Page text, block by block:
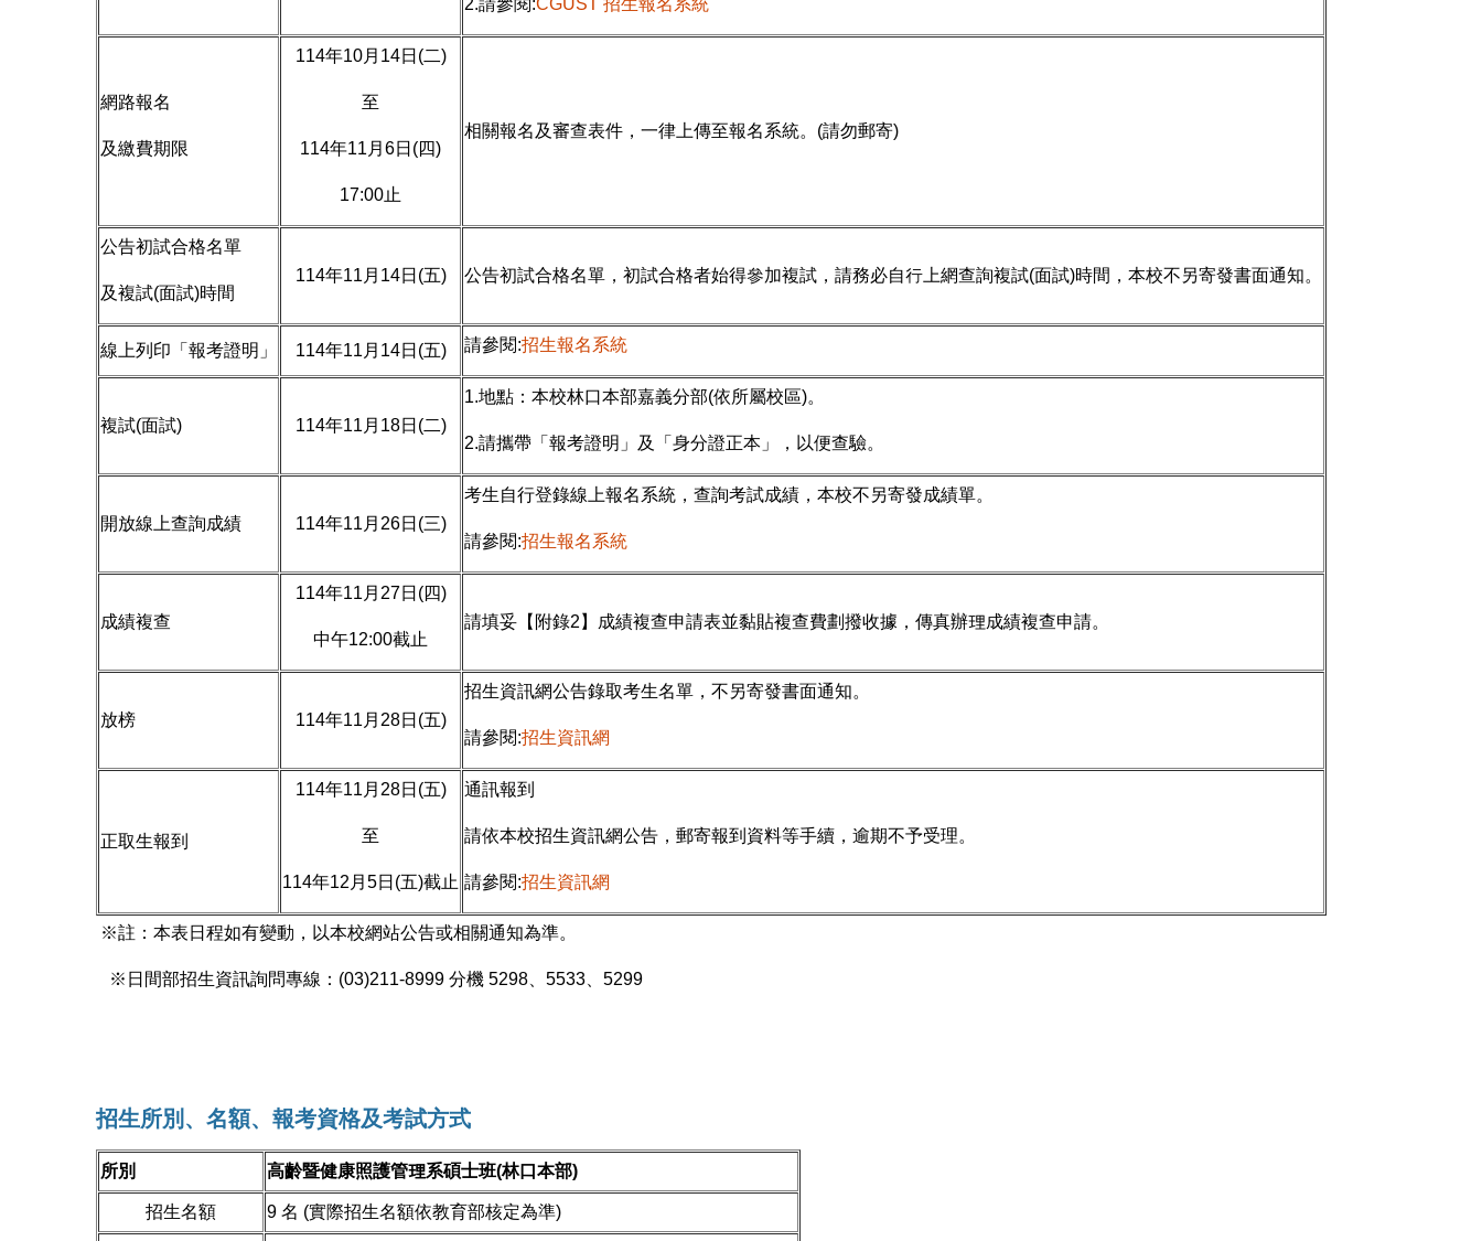
網路報名
及繳費期限
114年10月14日(二)
至
114年11月6日(四)
17:00止
相關報名及審查表件，一律上傳至報名系統。(請勿郵寄)
公告初試合格名單
及複試(面試)時間
114年11月14日(五) 公告初試合格名單，初試合格者始得參加複試，請務必自行上網查詢複試(面試)時間，本校不另寄發書面通知。
線上列印「報考證明」 114年11月14日(五) 請參閱:招生報名系統
複試(面試) 114年11月18日(二)
1.地點：本校林口本部嘉義分部(依所屬校區)。
2.請攜帶「報考證明」及「身分證正本」，以便查驗。
開放線上查詢成績 114年11月26日(三)
考生自行登錄線上報名系統，查詢考試成績，本校不另寄發成績單。
請參閱:招生報名系統
成績複查
114年11月27日(四)
中午12:00截止
請填妥【附錄2】成績複查申請表並黏貼複查費劃撥收據，傳真辦理成績複查申請。
放榜 114年11月28日(五)
招生資訊網公告錄取考生名單，不另寄發書面通知。
請參閱:招生資訊網
正取生報到
114年11月28日(五)
至
114年12月5日(五)截止
通訊報到
請依本校招生資訊網公告，郵寄報到資料等手續，逾期不予受理。
請參閱:招生資訊網
※註：本表日程如有變動，以本校網站公告或相關通知為準。
※日間部招生資訊詢問專線：(03)211-8999 分機 5298、5533、5299
招生所別、名額、報考資格及考試方式
所別 高齡暨健康照護管理系碩士班(林口本部)
招生名額 9 名 (實際招生名額依教育部核定為準)